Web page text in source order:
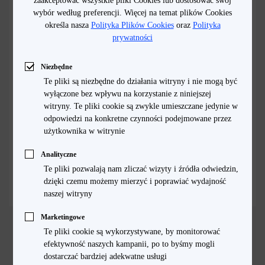
Szkła ochronne do smartfonów realme to przede wszystkim połączenie
jakości z dobrą, przystępną ceną. Produkty dostępne w oficjalnym sklepie
użytkowania. Zależnie od modelu, dostępne są także warianty nawet
podwójnie wzmacniające ekran przed rozbiciem oraz zapewniające
trwałość 9H i grubość 0,33 MM. Dzięki temu telefon wyglądał będzie
elegancko, a jego odporność na wszelkie zarysowania zdecydowanie się
zwiększy. Nie bez znaczenia jest też to, że szkła mogą mieć pełną
warstwę klejową, dzięki czemu idealnie przylegają do ekranu.
Produkty polecane do ochrony ekranów w smartfonach realme – zależnie
od modelu – wykonywane są m.in. ze szkła hartowanego lub
hybrydowego. Dzięki nim smartfony stają się trwalsze i odporne na
rozwiązania oferują nawet zaokrąglone, polerowane krawędzie,
wykonane w technologii 2.50. Dzięki nim powłoka ochronna wygląda
naturalnie i zupełnie nie rzuca się oczy. Szkła ochronne do realme to też
brak zagrożenia bąblami powietrza czy odklejaniem się szkła dzięki
MyScreen L!te Glass Edge Full Glue
9,99 zł
Pokaż produkt
wybór według preferencji. Więcej na temat plików Cookies
określa nasza Polityka Plików Cookiesoraz Polityka
prywatności
Niezbędne
Te pliki są niezbędne do działania witryny i nie mogą być
wyłączone bez wpływu na korzystanie z niniejszej
witryny. Te pliki cookie są zwykle umieszczane jedynie w
odpowiedzi na konkretne czynności podejmowane przez
użytkownika w witrynie
Analityczne
Te pliki pozwalają nam zliczać wizyty i źródła odwiedzin,
dzięki czemu możemy mierzyć i poprawiać wydajność
naszej witryny
Marketingowe
Te pliki cookie są wykorzystywane, by monitorować
efektywność naszych kampanii, po to byśmy mogli
dostarczać bardziej adekwatne usługi